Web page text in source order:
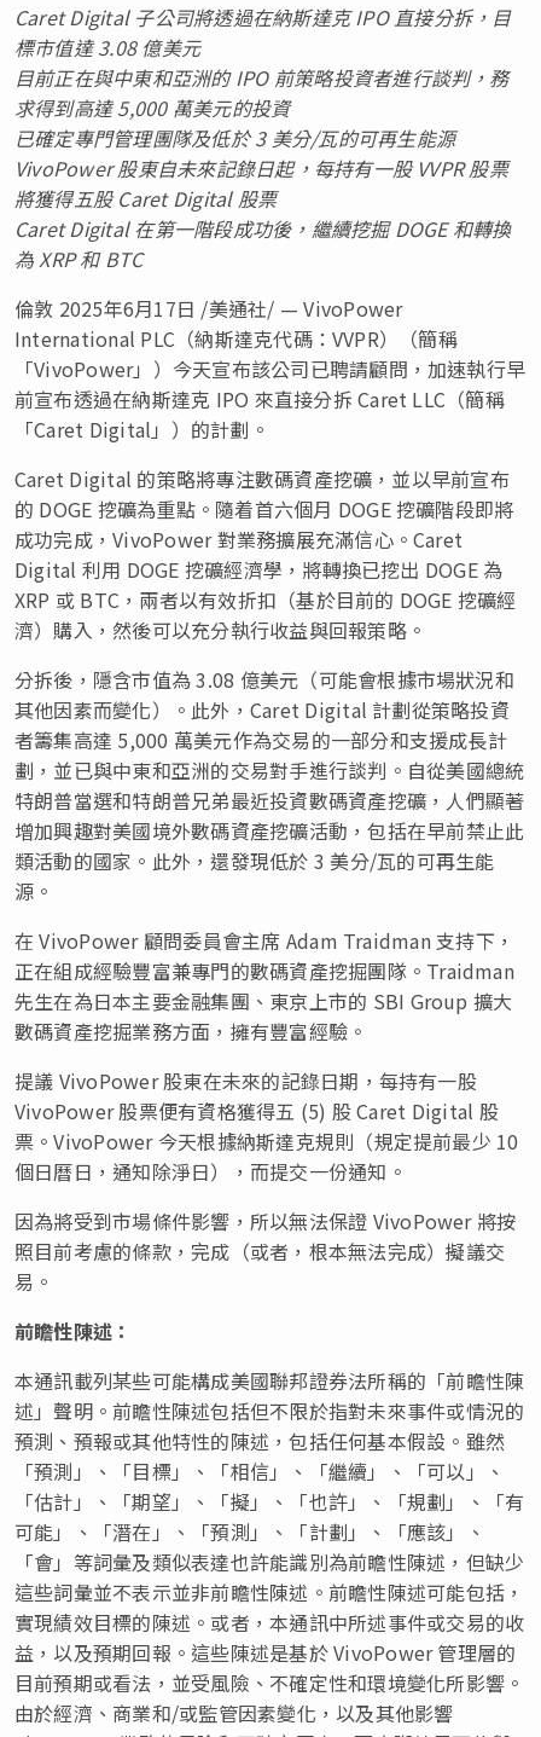
Caret Digital 子公司將透過在納斯達克 IPO 直接分拆，目
標市值達 3.08 億美元
目前正在與中東和亞洲的 IPO 前策略投資者進行談判，務
求得到高達 5,000 萬美元的投資
已確定專門管理團隊及低於 3 美分/瓦的可再生能源
VivoPower 股東自未來記錄日起，每持有一股 VVPR 股票
將獲得五股 Caret Digital 股票
Caret Digital 在第一階段成功後，繼續挖掘 DOGE 和轉換
為 XRP 和 BTC
倫敦 2025年6月17日 /美通社/ — VivoPower
International PLC（納斯達克代碼：VVPR）（簡稱
「VivoPower」）今天宣布該公司已聘請顧問，加速執行早
前宣布透過在納斯達克 IPO 來直接分拆 Caret LLC（簡稱
「Caret Digital」）的計劃。
Caret Digital 的策略將專注數碼資產挖礦，並以早前宣布
的 DOGE 挖礦為重點。隨着首六個月 DOGE 挖礦階段即將
成功完成，VivoPower 對業務擴展充滿信心。Caret
Digital 利用 DOGE 挖礦經濟學，將轉換已挖出 DOGE 為
XRP 或 BTC，兩者以有效折扣（基於目前的 DOGE 挖礦經
濟）購入，然後可以充分執行收益與回報策略。
分拆後，隱含市值為 3.08 億美元（可能會根據市場狀況和
其他因素而變化）。此外，Caret Digital 計劃從策略投資
者籌集高達 5,000 萬美元作為交易的一部分和支援成長計
劃，並已與中東和亞洲的交易對手進行談判。自從美國總統
特朗普當選和特朗普兄弟最近投資數碼資產挖礦，人們顯著
增加興趣對美國境外數碼資產挖礦活動，包括在早前禁止此
類活動的國家。此外，還發現低於 3 美分/瓦的可再生能
源。
在 VivoPower 顧問委員會主席 Adam Traidman 支持下，
正在組成經驗豐富兼專門的數碼資產挖掘團隊。Traidman
先生在為日本主要金融集團、東京上市的 SBI Group 擴大
數碼資產挖掘業務方面，擁有豐富經驗。
提議 VivoPower 股東在未來的記錄日期，每持有一股
VivoPower 股票便有資格獲得五 (5) 股 Caret Digital 股
票。VivoPower 今天根據納斯達克規則（規定提前最少 10
個日曆日，通知除淨日），而提交一份通知。
因為將受到市場條件影響，所以無法保證 VivoPower 將按
照目前考慮的條款，完成（或者，根本無法完成）擬議交
易。
前瞻性陳述：
本通訊載列某些可能構成美國聯邦證券法所稱的「前瞻性陳
述」聲明。前瞻性陳述包括但不限於指對未來事件或情況的
預測、預報或其他特性的陳述，包括任何基本假設。雖然
「預測」、「目標」、「相信」、「繼續」、「可以」、
「估計」、「期望」、「擬」、「也許」、「規劃」、「有
可能」、「潛在」、「預測」、「計劃」、「應該」、
「會」等詞彙及類似表達也許能識別為前瞻性陳述，但缺少
這些詞彙並不表示並非前瞻性陳述。前瞻性陳述可能包括，
實現績效目標的陳述。或者，本通訊中所述事件或交易的收
益，以及預期回報。這些陳述是基於 VivoPower 管理層的
目前預期或看法，並受風險、不確定性和環境變化所影響。
由於經濟、商業和/或監管因素變化，以及其他影響